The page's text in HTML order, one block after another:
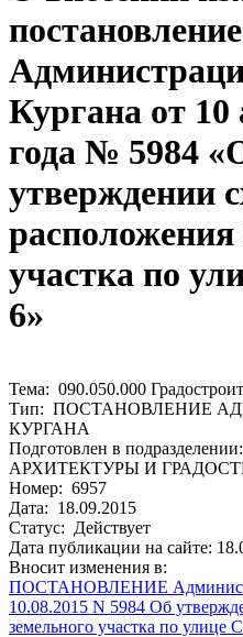
постановление
Кургана от 10
года № 5984
утверждении
расположения
участка по
6»
Тема: 090.050.000
Тип: ПОСТАНОВЛЕНИЕ
КУРГАНА
Подготовлен в
АРХИТЕКТУРЫ И
Номер: 6957
Дата: 18.09.2015
Статус: Действует
Дата публикации на сайте:
Вносит изменения в:
ПОСТАНОВЛЕНИЕ
10.08.2015 N 5984 Об
земельного участка по